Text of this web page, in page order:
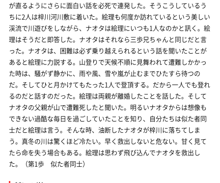
が直るようにさらに面白い話を必死で連発した。そうこうしているう
ちに2人は梓川河川敷に着いた。絵理も何度か訪れているという美しい
渓流で川遊びをしながら、ナオタは絵理にいつも1人なのかと訊く。絵
理はそうだと即答した。ナオタはそれなら三歩兄ちゃんと同じだと言
った。ナオタは、困難は必ず乗り越えられるという話を聞いたことが
あると絵理に力説する。山登りで天候不順に見舞われて遭難しかかっ
た時は、騒がず静かに、雨や風、雪や嵐が止むまでひたすら待つの
だ。そしてひと月かけてもたった1人で登頂する。だから一人でも登れ
るのだと話すのだった。絵理は両親が離婚したことを話した。そして
ナオタの父親が山で遭難死したと聞いた。明るいナオタからは想像も
できない過酷な毎日を過ごしていたことを知り、自分たちは似た者同
士だと絵理は言う。そんな時、油断したナオタが梓川に落ちてしま
う。真冬の川は驚くほど冷たい。早く救出しないと危ない。甘く見て
たら命を失う場合もある。絵理は思わず飛び込んでナオタを救出し
た。（第1歩 似た者同士）